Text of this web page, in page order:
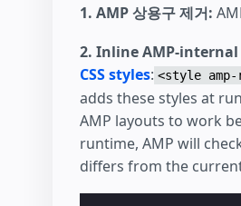
1. AMP 상용구 제거:
2. Inline AMP-internal
CSS styles: <style
adds these styles at
AMP layouts to work
runtime, AMP will
differs from the